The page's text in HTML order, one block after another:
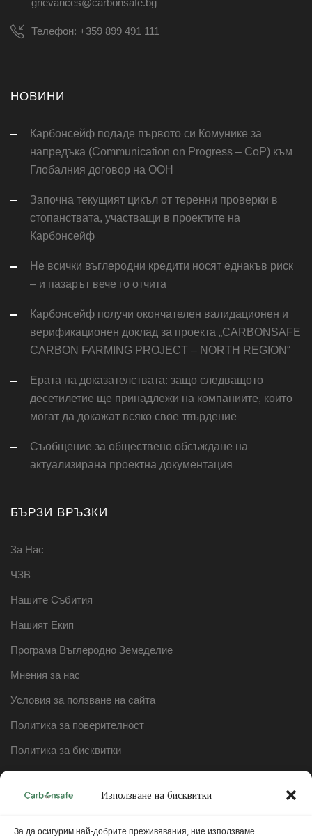
Използване на бисквитки
За да осигурим най-добрите преживявания, ние използваме
grievances@carbonsafe.bg
Телефон: +359 899 491 111
НОВИНИ
Карбонсейф подаде първото си Комунике за
напредъка (Communication on Progress – CoP) към
Глобалния договор на ООН
Започна текущият цикъл от теренни проверки в
стопанствата, участващи в проектите на
Карбонсейф
Не всички въглеродни кредити носят еднакъв риск
– и пазарът вече го отчита
Карбонсейф получи окончателен валидационен и
верификационен доклад за проекта „CARBONSAFE
CARBON FARMING PROJECT – NORTH REGION“
Ерата на доказателствата: защо следващото
десетилетие ще принадлежи на компаниите, които
могат да докажат всяко свое твърдение
Съобщение за обществено обсъждане на
актуализирана проектна документация
БЪРЗИ ВРЪЗКИ
За Нас
ЧЗВ
Нашите Събития
Нашият Екип
Програма Въглеродно Земеделие
Мнения за нас
Условия за ползване на сайта
Политика за поверителност
Политика за бисквитки
оплаквания